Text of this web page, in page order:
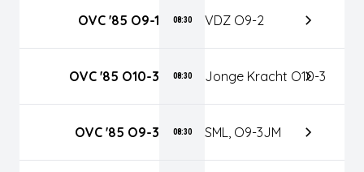
OVC '85 O9-1 08:30 VDZ O9-2
OVC '85 O10-3 08:30 Jonge Kracht O10-3
OVC '85 O9-3 08:30 SML, O9-3JM